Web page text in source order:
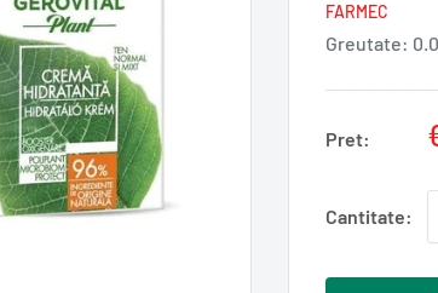
FARMEC
Greutate:
Pret:
Cantitate: